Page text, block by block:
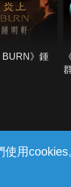
用
BURN》鍾